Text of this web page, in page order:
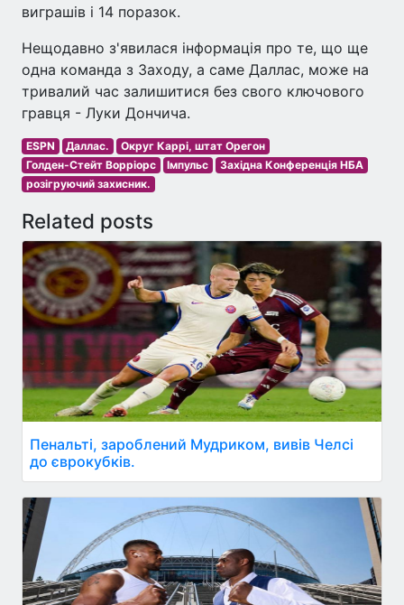
виграшів і 14 поразок.
Нещодавно з'явилася інформація про те, що ще
одна команда з Заходу, а саме Даллас, може на
тривалий час залишитися без свого ключового
гравця - Луки Дончича.
ESPN Даллас.
Округ Каррі, штат Орегон
Голден-Стейт Ворріорс
Імпульс
Західна Конференція НБА
розігруючий захисник.
Related posts
Пенальті, зароблений Мудриком, вивів Челсі
до єврокубків.